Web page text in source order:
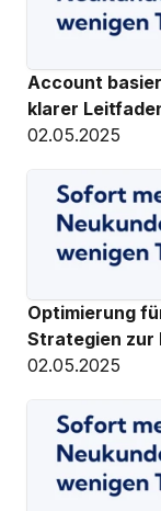
Account
klarer
02.05.2025
Optimierung
Strategien zur
02.05.2025